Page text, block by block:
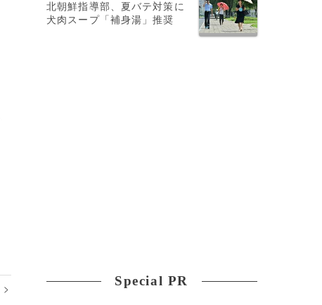
>
北朝鮮指導部、夏バテ対策に
犬肉スープ「補身湯」推奨
Special PR